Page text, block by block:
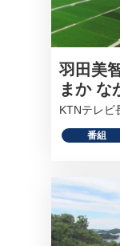
羽田美
まか な
KTNテレビ
番組